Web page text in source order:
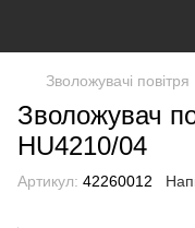
Зволожувачі повітря
Зволожувач
HU4210/04
Артикул: 42260012